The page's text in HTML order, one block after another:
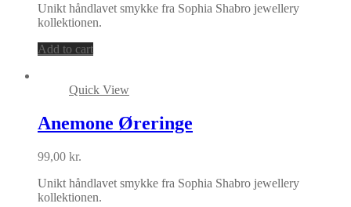
Unikt håndlavet smykke fra Sophia Shabro jewellery
kollektionen.
Add to cart
Quick View
Anemone Øreringe
99,00 kr.
Unikt håndlavet smykke fra Sophia Shabro jewellery
kollektionen.